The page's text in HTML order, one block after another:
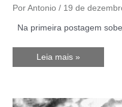
PorAntonio/ 19 de
Na primeira postagem
Gênova
II
Leia mais »